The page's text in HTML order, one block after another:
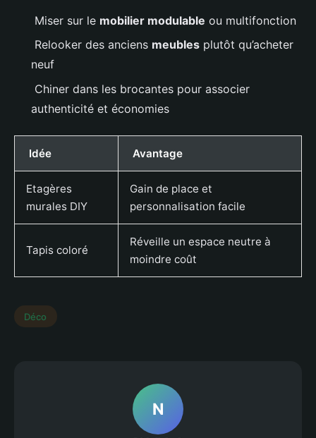
Miser sur le mobilier modulable ou multifonction
Relooker des anciens meubles plutôt qu’acheter
neuf
Chiner dans les brocantes pour associer
authenticité et économies
Idée Avantage
Etagères
murales DIY
Gain de place et
personnalisation facile
Tapis coloré
Réveille un espace neutre à
moindre coût
Déco
N